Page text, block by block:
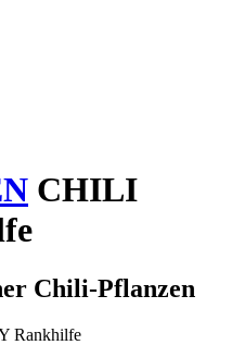
CHILI
Chili-Pflanzen
Rankhilfe